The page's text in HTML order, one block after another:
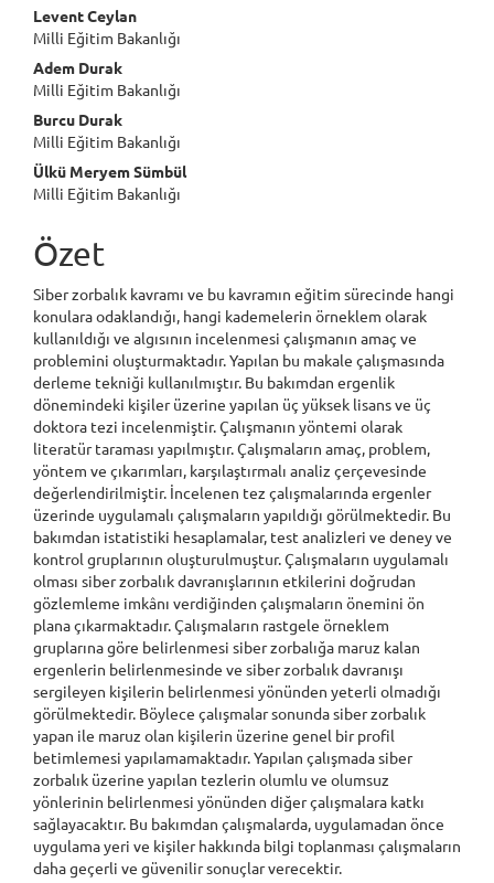
Main
Article
Content
Levent Ceylan
Milli Eğitim Bakanlığı
Adem Durak
Milli Eğitim Bakanlığı
Burcu Durak
Milli Eğitim Bakanlığı
Ülkü Meryem Sümbül
Milli Eğitim Bakanlığı
Özet
Siber zorbalık kavramı ve bu kavramın eğitim sürecinde hangi
konulara odaklandığı, hangi kademelerin örneklem olarak
kullanıldığı ve algısının incelenmesi çalışmanın amaç ve
problemini oluşturmaktadır. Yapılan bu makale çalışmasında
derleme tekniği kullanılmıştır. Bu bakımdan ergenlik
dönemindeki kişiler üzerine yapılan üç yüksek lisans ve üç
doktora tezi incelenmiştir. Çalışmanın yöntemi olarak
literatür taraması yapılmıştır. Çalışmaların amaç, problem,
yöntem ve çıkarımları, karşılaştırmalı analiz çerçevesinde
değerlendirilmiştir. İncelenen tez çalışmalarında ergenler
üzerinde uygulamalı çalışmaların yapıldığı görülmektedir. Bu
bakımdan istatistiki hesaplamalar, test analizleri ve deney ve
kontrol gruplarının oluşturulmuştur. Çalışmaların uygulamalı
olması siber zorbalık davranışlarının etkilerini doğrudan
gözlemleme imkânı verdiğinden çalışmaların önemini ön
plana çıkarmaktadır. Çalışmaların rastgele örneklem
gruplarına göre belirlenmesi siber zorbalığa maruz kalan
ergenlerin belirlenmesinde ve siber zorbalık davranışı
sergileyen kişilerin belirlenmesi yönünden yeterli olmadığı
görülmektedir. Böylece çalışmalar sonunda siber zorbalık
yapan ile maruz olan kişilerin üzerine genel bir profil
betimlemesi yapılamamaktadır. Yapılan çalışmada siber
zorbalık üzerine yapılan tezlerin olumlu ve olumsuz
yönlerinin belirlenmesi yönünden diğer çalışmalara katkı
sağlayacaktır. Bu bakımdan çalışmalarda, uygulamadan önce
uygulama yeri ve kişiler hakkında bilgi toplanması çalışmaların
daha geçerli ve güvenilir sonuçlar verecektir.